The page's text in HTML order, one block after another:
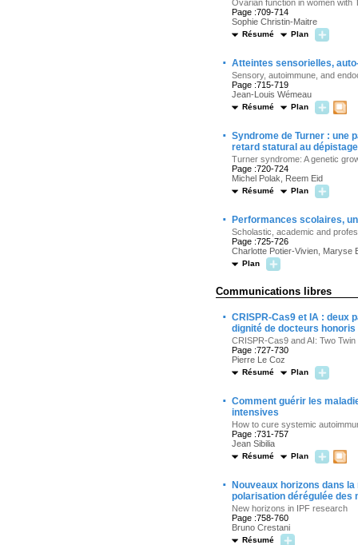
Ovarian function in women with
Page :709-714
Sophie Christin-Maitre
Résumé Plan
· Atteintes sensorielles,
Sensory, autoimmune, and
Page :715-719
Jean-Louis Wémeau
Résumé Plan
· Syndrome de Turner : une
retard statural au
Turner syndrome: A genetic
Page :720-724
Michel Polak, Reem Eid
Résumé Plan
· Performances scolaires,
Scholastic, academic and
Page :725-726
Charlotte Potier-Vivien, Maryse
Plan
Communications libres
· CRISPR-Cas9 et IA : deux
dignité de docteurs honoris
CRISPR-Cas9 and AI: Two
Page :727-730
Pierre Le Coz
Résumé Plan
· Comment guérir les
intensives
How to cure systemic
Page :731-757
Jean Sibilia
Résumé Plan
·
Nouveaux horizons dans
polarisation dérégulée des
New horizons in IPF research
Page :758-760
Bruno Crestani
Résumé